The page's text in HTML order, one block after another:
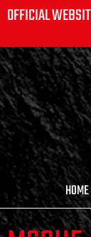
OFFICIAL
HOME